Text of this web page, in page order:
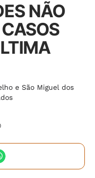
NÃO
e São Miguel dos